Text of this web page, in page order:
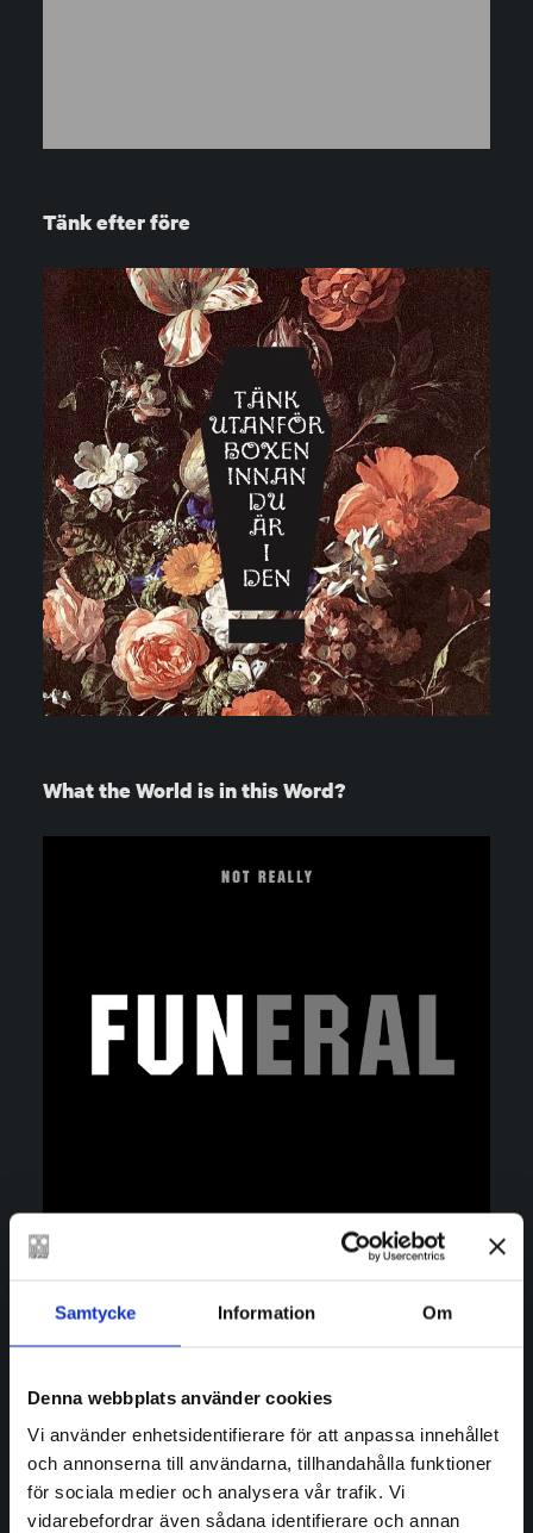
Samtycke Information Om
Denna webbplats använder cookies
Vi använder enhetsidentifierare för att anpassa innehållet
och annonserna till användarna, tillhandahålla funktioner
för sociala medier och analysera vår trafik. Vi
vidarebefordrar även sådana identifierare och annan
Tänk efter före
What the World is in this Word?